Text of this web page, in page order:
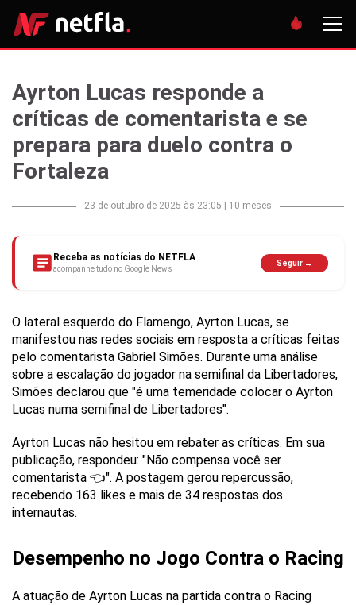
Ayrton Lucas responde a
críticas de comentarista e se
prepara para duelo contra o
Fortaleza
23 de outubro de 2025 às 23:05 10 meses
Receba as notícias do NETFLA
acompanhe tudo no Google News
Seguir →
O lateral esquerdo do Flamengo, Ayrton Lucas, se
manifestou nas redes sociais em resposta a críticas feitas
pelo comentarista Gabriel Simões. Durante uma análise
sobre a escalação do jogador na semifinal da Libertadores,
Simões declarou que "é uma temeridade colocar o Ayrton
Lucas numa semifinal de Libertadores".
Ayrton Lucas não hesitou em rebater as críticas. Em sua
publicação, respondeu: "Não compensa você ser
comentarista 👈". A postagem gerou repercussão,
recebendo 163 likes e mais de 34 respostas dos
internautas.
Desempenho no Jogo Contra o Racing
A atuação de Ayrton Lucas na partida contra o Racing